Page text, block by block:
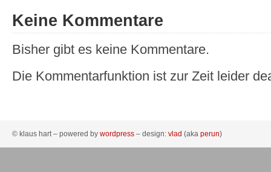
Keine Kommentare
Bisher gibt es keine Kommentare.
Die Kommentarfunktion ist zur Zeit leider
© klaus hart – powered by wordpress – design: vlad (aka perun)